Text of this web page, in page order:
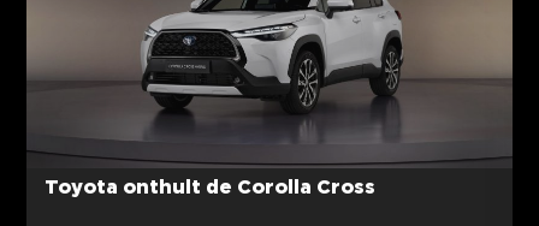
Toyota onthult de Corolla Cross